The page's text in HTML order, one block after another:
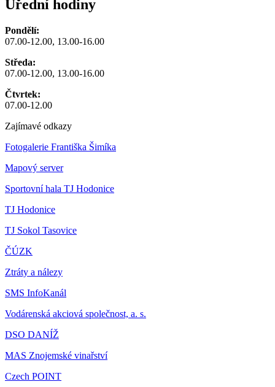
Úřední hodiny
Pondělí:
07.00-12.00, 13.00-16.00
Středa:
07.00-12.00, 13.00-16.00
Čtvrtek:
07.00-12.00
Zajímavé odkazy
Fotogalerie Františka Šimíka
Mapový server
Sportovní hala TJ Hodonice
TJ Hodonice
TJ Sokol Tasovice
ČÚZK
Ztráty a nálezy
SMS InfoKanál
Vodárenská akciová společnost, a. s.
DSO DANÍŽ
MAS Znojemské vinařství
Czech POINT